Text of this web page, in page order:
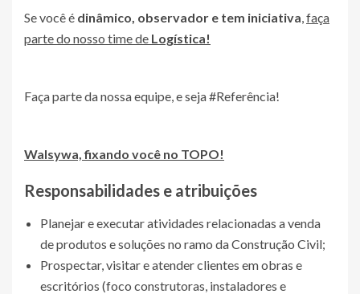
Se você é dinâmico, observador e tem iniciativa,faça
parte do nosso time de Logística!
Faça parte da nossa equipe, e seja #Referência!
Walsywa, fixando você no TOPO!
Responsabilidades e atribuições
Planejar e executar atividades relacionadas a venda
de produtos e soluções no ramo da Construção Civil;
Prospectar, visitar e atender clientes em obras e
escritórios (foco construtoras, instaladores e